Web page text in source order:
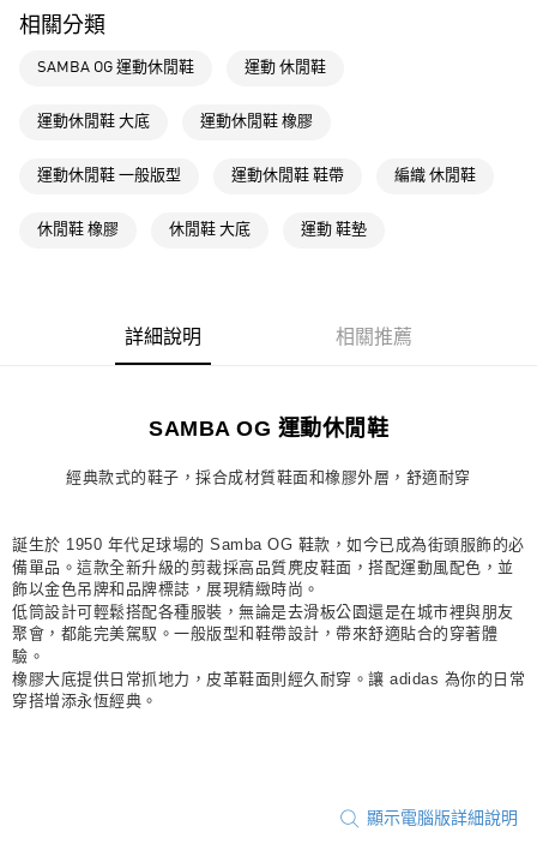
付款後全家取貨
每筆NT$80，滿NT$1,500(含以上)免運費
付款後萊爾富取貨
7-11取貨付款
每筆NT$80，滿NT$1,500(含以上)免運費
每筆NT$80，滿NT$1,500(含以上)免運費
付款後門市自取
相關分類
SAMBA OG 運動休閒鞋 運動 休閒鞋
運動休閒鞋 大底 運動休閒鞋 橡膠
運動休閒鞋 一般版型 運動休閒鞋 鞋帶 編織 休閒鞋
休閒鞋 橡膠 休閒鞋 大底 運動 鞋墊
詳細說明 相關推薦
SAMBA OG 運動休閒鞋
經典款式的鞋子，採合成材質鞋面和橡膠外層，舒適耐穿
誕生於 1950 年代足球場的 Samba OG 鞋款，如今已成為街頭服飾的必
備單品。這款全新升級的剪裁採高品質麂皮鞋面，搭配運動風配色，並
飾以金色吊牌和品牌標誌，展現精緻時尚。
低筒設計可輕鬆搭配各種服裝，無論是去滑板公園還是在城市裡與朋友
聚會，都能完美駕馭。一般版型和鞋帶設計，帶來舒適貼合的穿著體
驗。
橡膠大底提供日常抓地力，皮革鞋面則經久耐穿。讓 adidas 為你的日常
穿搭增添永恆經典。
顯示電腦版詳細說明